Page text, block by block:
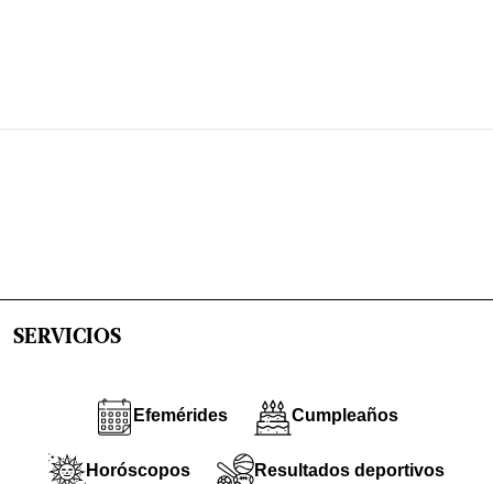
SERVICIOS
Efemérides Cumpleaños
Horóscopos Resultados deportivos